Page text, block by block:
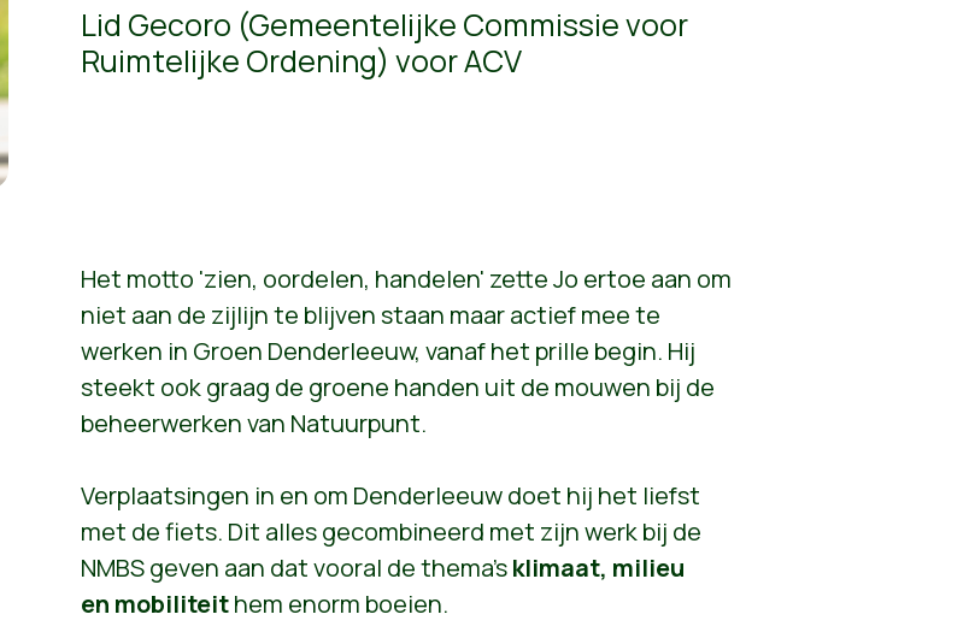
Lid Gecoro (Gemeentelijke Commissie voor
Ruimtelijke Ordening) voor ACV
Het motto 'zien, oordelen, handelen' zette Jo ertoe aan om
niet aan de zijlijn te blijven staan maar actief mee te
werken in Groen Denderleeuw, vanaf het prille begin. Hij
steekt ook graag de groene handen uit de mouwen bij de
beheerwerken van Natuurpunt.
Verplaatsingen in en om Denderleeuw doet hij het liefst
met de fiets. Dit alles gecombineerd met zijn werk bij de
NMBS geven aan dat vooral de thema'sklimaat, milieu
en mobiliteithem enorm boeien.